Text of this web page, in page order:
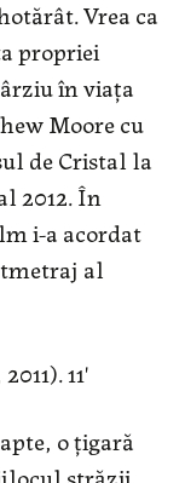
Vrea ca
propriei
în viața
Moore cu
de Cristal la
2012. În
i-a acordat
al
11'
o țigară